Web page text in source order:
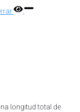
longitud total de